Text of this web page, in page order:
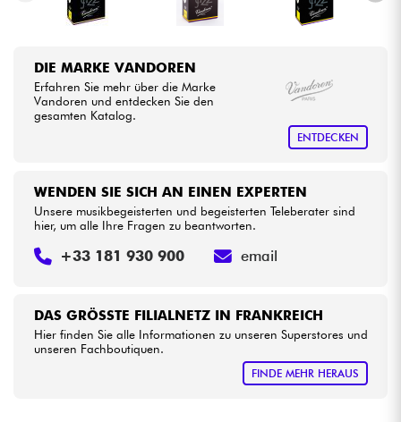
HiFi
Bundle
Sehen Sie sich unsere Marken an
DIE MARKE VANDOREN
Erfahren Sie mehr über die Marke
Vandoren und entdecken Sie den
gesamten Katalog.
ENTDECKEN
DAS GRÖSSTE FILIALNETZ IN FRANKREICH
Hier finden Sie alle Informationen zu unseren Superstores und
unseren Fachboutiquen.
FINDE MEHR HERAUS
WENDEN SIE SICH AN EINEN EXPERTEN
Unsere musikbegeisterten und begeisterten Teleberater sind
hier, um alle Ihre Fragen zu beantworten.
+33 181 930 900 email